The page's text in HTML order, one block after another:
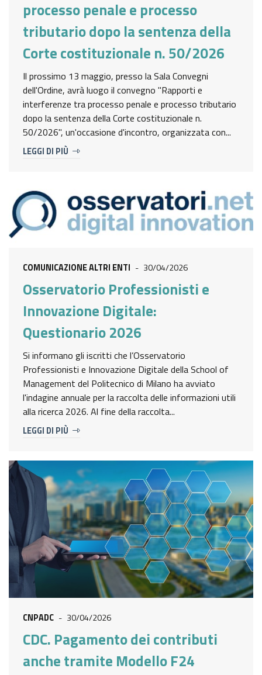
processo penale e processo
tributario dopo la sentenza della
Corte costituzionale n. 50/2026
Il prossimo 13 maggio, presso la Sala Convegni
dell'Ordine, avrà luogo il convegno "Rapporti e
interferenze tra processo penale e processo tributario
dopo la sentenza della Corte costituzionale n.
50/2026", un'occasione d'incontro, organizzata con...
LEGGI DI PIÙ
COMUNICAZIONE ALTRI ENTI - 30/04/2026
Osservatorio Professionisti e
Innovazione Digitale:
Questionario 2026
Si informano gli iscritti che l’Osservatorio
Professionisti e Innovazione Digitale della School of
Management del Politecnico di Milano ha avviato
l'indagine annuale per la raccolta delle informazioni utili
alla ricerca 2026. Al fine della raccolta...
LEGGI DI PIÙ
CNPADC - 30/04/2026
CDC. Pagamento dei contributi
anche tramite Modello F24